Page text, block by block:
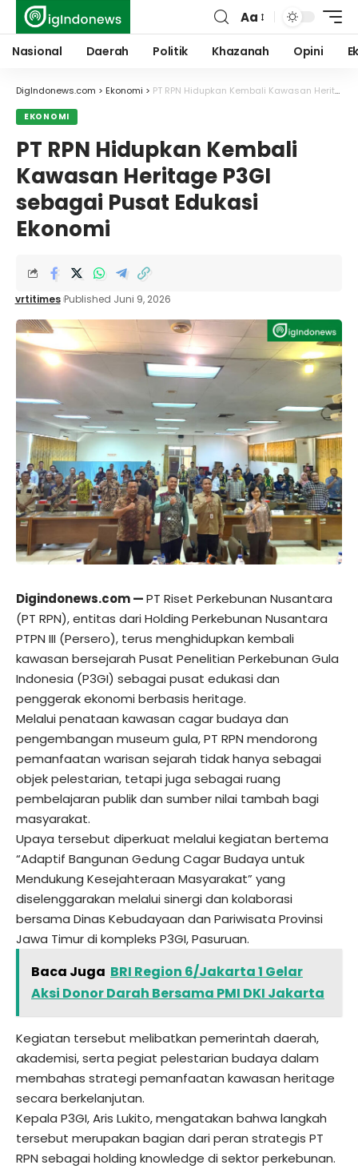
Font
Resizer
Aa
Nasional Daerah Politik Khazanah Opini
DigIndonews.com > Ekonomi > PT RPN Hidupkan Kembali Kawasan Heritage P3GI sebagai Pusat Edukasi Ekonomi
EKONOMI
PT RPN Hidupkan Kembali
Kawasan Heritage P3GI
sebagai Pusat Edukasi
Ekonomi
vrtitimes Published Juni 9, 2026
Digindonews.com—PT Riset Perkebunan Nusantara
(PT RPN), entitas dari Holding Perkebunan Nusantara
PTPN III (Persero), terus menghidupkan kembali
kawasan bersejarah Pusat Penelitian Perkebunan Gula
Indonesia (P3GI) sebagai pusat edukasi dan
penggerak ekonomi berbasis heritage.
Melalui penataan kawasan cagar budaya dan
pengembangan museum gula, PT RPN mendorong
pemanfaatan warisan sejarah tidak hanya sebagai
objek pelestarian, tetapi juga sebagai ruang
pembelajaran publik dan sumber nilai tambah bagi
masyarakat.
Upaya tersebut diperkuat melalui kegiatan bertema
“Adaptif Bangunan Gedung Cagar Budaya untuk
Mendukung Kesejahteraan Masyarakat” yang
diselenggarakan melalui sinergi dan kolaborasi
bersama Dinas Kebudayaan dan Pariwisata Provinsi
Jawa Timur di kompleks P3GI, Pasuruan.
Baca Juga BRI Region 6/Jakarta 1 Gelar
Aksi Donor Darah Bersama PMI DKI Jakarta
Kegiatan tersebut melibatkan pemerintah daerah,
akademisi, serta pegiat pelestarian budaya dalam
membahas strategi pemanfaatan kawasan heritage
secara berkelanjutan.
Kepala P3GI, Aris Lukito, mengatakan bahwa langkah
tersebut merupakan bagian dari peran strategis PT
RPN sebagai holding knowledge di sektor perkebunan.